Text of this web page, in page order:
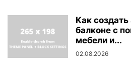
Как
балконе с
мебели и...
02.08.2026